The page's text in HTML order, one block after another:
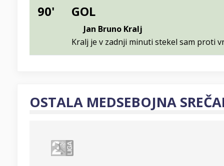
90' GOL
Jan Bruno Kralj
Kralj je v zadnji minuti stekel sam proti
OSTALA MEDSEBOJNA